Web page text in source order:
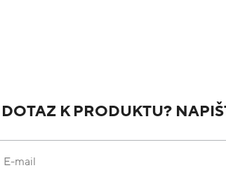
K PRODUKTU?
E-mail